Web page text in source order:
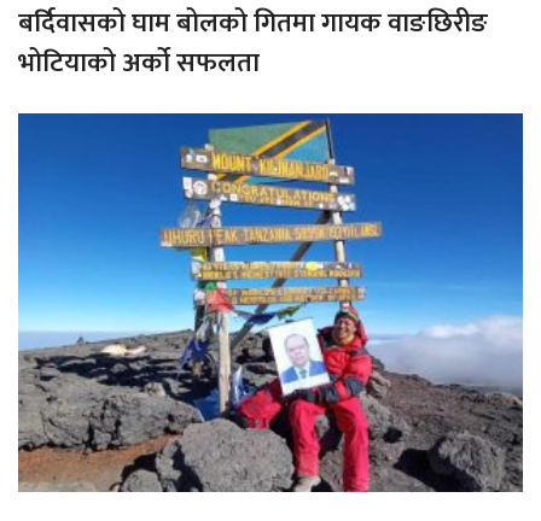
बर्दिवासको घाम बोलको गितमा गायक वाङछिरीङ
भोटियाको अर्को सफलता